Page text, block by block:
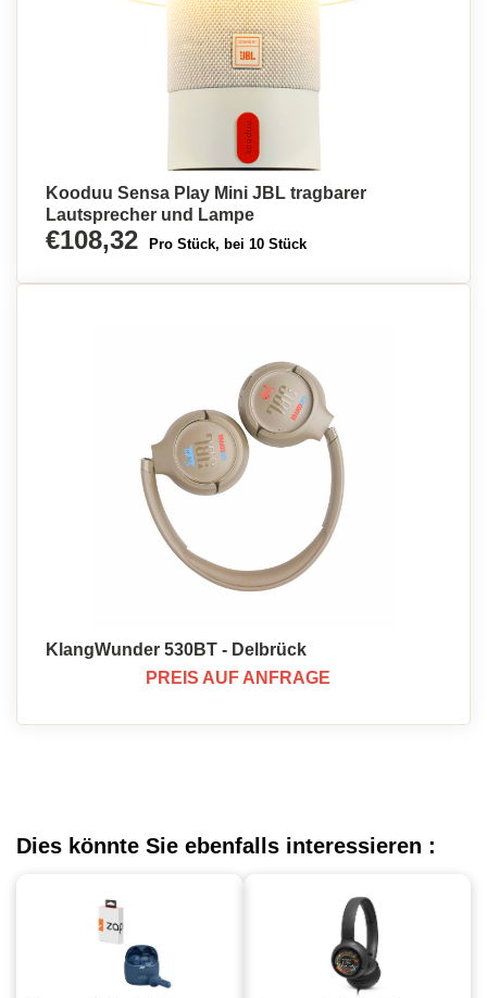
Kooduu Sensa Play Mini JBL tragbarer
Lautsprecher und Lampe
€108,32 Pro Stück, bei 10 Stück
KlangWunder 530BT - Delbrück
PREIS AUF ANFRAGE
Dies könnte Sie ebenfalls interessieren :